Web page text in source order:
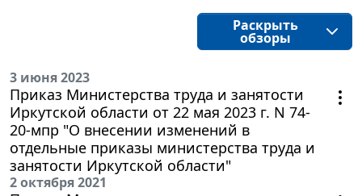
Раскрыть
обзоры
3 июня 2023
Приказ Министерства труда и занятости
Иркутской области от 22 мая 2023 г. N 74-
20-мпр "О внесении изменений в
отдельные приказы министерства труда и
занятости Иркутской области"
2 октября 2021